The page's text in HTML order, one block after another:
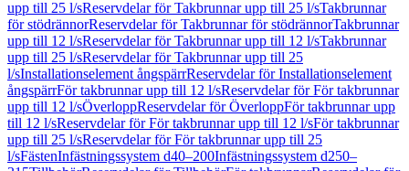
upp till 25 l/sReservdelar för Takbrunnar upp till 25 l/sTakbrunnar
för stödrännorReservdelar för Takbrunnar för stödrännorTakbrunnar
upp till 12 l/sReservdelar för Takbrunnar upp till 12 l/sTakbrunnar
upp till 25 l/sReservdelar för Takbrunnar upp till 25
l/sInstallationselement ångspärrReservdelar för Installationselement
ångspärrFör takbrunnar upp till 12 l/sReservdelar för För takbrunnar
upp till 12 l/sÖverloppReservdelar för ÖverloppFör takbrunnar upp
till 12 l/sReservdelar för För takbrunnar upp till 12 l/sFör takbrunnar
upp till 25 l/sReservdelar för För takbrunnar upp till 25
l/sFästenInfästningssystem d40–200Infästningssystem d250–